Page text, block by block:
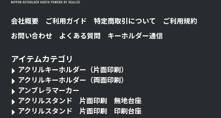
会社概要 ご利用ガイド 特定商取引について
ご利用規約
お問い合わせ
よくある質問 キーホルダー通信
アイテムカテゴリ
アクリルキーホルダー（片面印刷）
アクリルキーホルダー（両面印刷）
アンブレラマーカー
アクリルスタンド 片面印刷 無地台座
アクリルスタンド 片面印刷 印刷台座